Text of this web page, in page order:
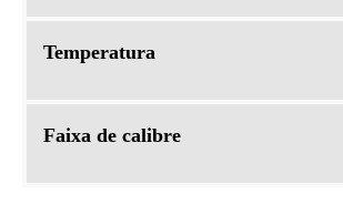
Temperatura
Faixa de calibre